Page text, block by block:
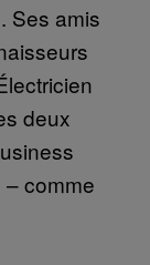
Ses amis
deux
– comme